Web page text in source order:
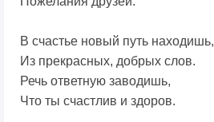
В счастье новый путь находишь,
Из прекрасных, добрых слов.
Речь ответную заводишь,
Что ты счастлив и здоров.